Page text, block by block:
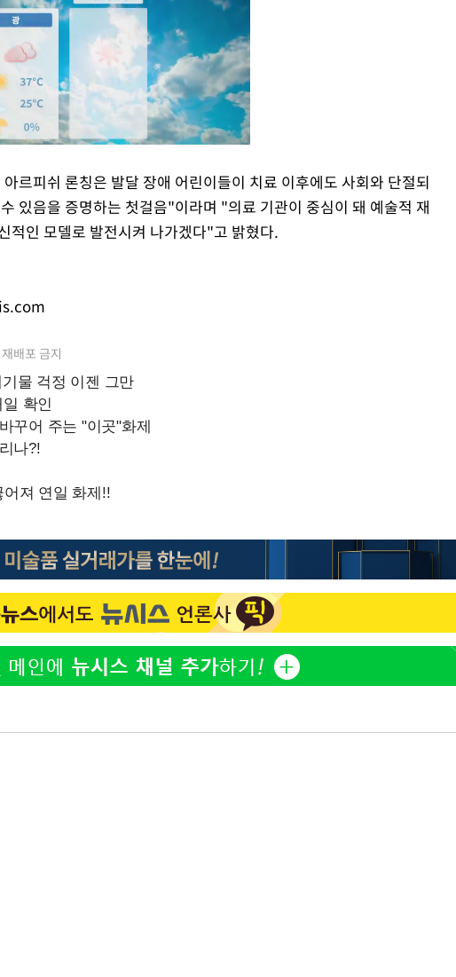
Mute
르피쉬 론칭은 발달 장애 어린이들이 치료 이후에도 사회와 단절되
있음을 증명하는 첫걸음"이라며 "의료 기관이 중심이 돼 예술적 재
적인 모델로 발전시켜 나가겠다"고 밝혔다.
배포 금지